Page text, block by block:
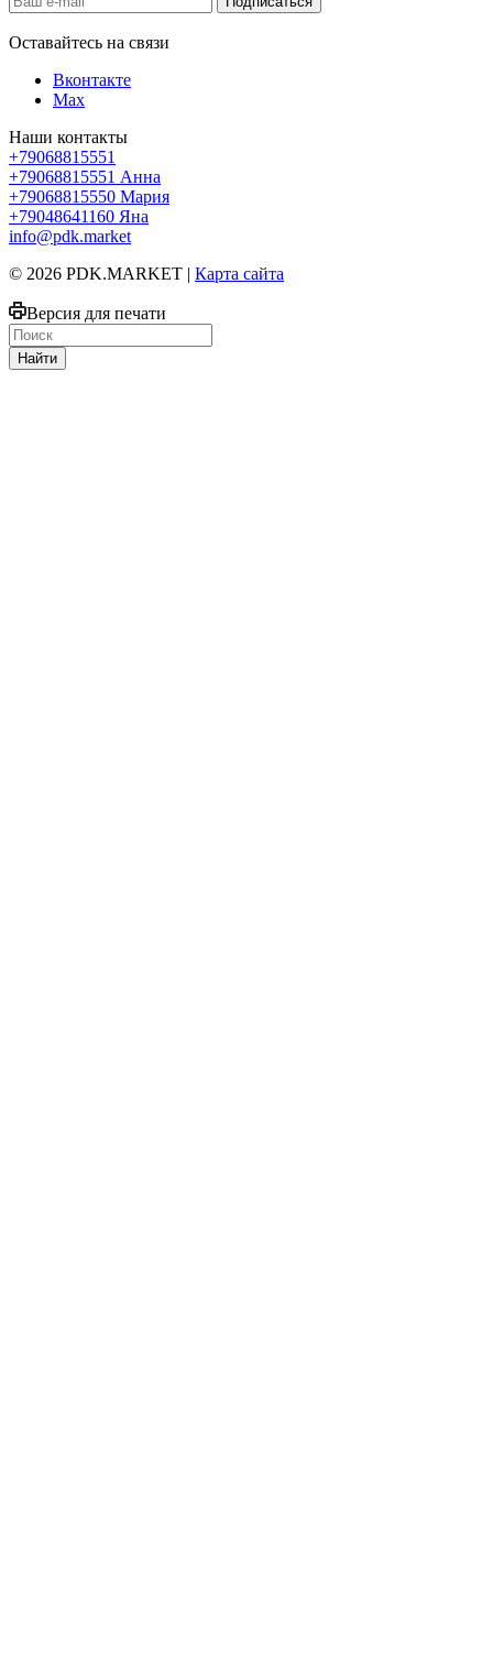
Оставайтесь на связи
Вконтакте
Max
Наши контакты
+79068815551
+79068815551 Анна
+79068815550 Мария
+79048641160 Яна
info@pdk.market
© 2026 PDK.MARKET | Карта сайта
Версия для печати
Найти